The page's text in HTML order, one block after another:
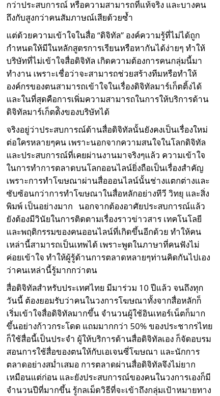
กว่าประสบการณ์ หรือความสามารถที่แท้จริง และบางคน
ถึงกับสูงกว่าคนสัมภาษณ์เสียด้วยซ้ำ
แต่ด้วยความเข้าใจในสื่อ “ดิจิทัล” องค์ความรู้ที่ไม่ได้ถูก
กำหนดให้มีในหลักสูตรการเรียนหรือหากันได้ง่ายๆ ทำให้
บริษัทที่ไม่เข้าใจสื่อดิจิทัล เกิดความต้องการคนกลุ่มนี้มา
ทำงาน เพราะเชื่อว่าจะสามารถช่วยสร้างทีมหรือทำให้
องค์กรของตนสามารถเข้าใจในเรื่องดิจิทัลมาร์เก็ตติ้งได้
และในที่สุดคือการเพิ่มความสามารถในการให้บริการด้าน
ดิจิทัลมาร์เก็ตต้ิงของบริษัทได้
จริงอยู่ว่าประสบการณ์ด้านสื่อดิจิทัลนั้นยังคงเป็นเรื่องใหม่
ต่อใครหลายๆคน เพราะนอกจากความสนใจในโลกดิจิทัล
และประสบการณ์ที่เคยผ่านงานมาจริงๆแล้ว ความเข้าใจ
ในการทำการตลาดบนโลกออนไลน์ยิ่งถือเป็นเรื่องสำคัญ
เพราะการทำโฆษณาผ่านสื่อออนไลน์นั้นช่างแตกต่างและ
ซับซ้อนกว่าการทำโฆษณาในสื่อหลักอย่างทีวี วิทยุ และสิ่ง
พิมพ์ เป็นอย่างมาก นอกจากต้องอาศัยประสบการณ์แล้ว
ยังต้องมีวินัยในการติดตามเรื่องราวข่าวสาร เทคโนโลยี
และพฤติกรรมของคนออนไลน์ที่เกิดขึ้นอีกด้วย ทำให้คน
เหล่านี้สามารถเป็นเทพได้ เพราะพูดในภาษาที่คนฟังไม่
ค่อยเข้าใจ ทำให้ผู้รู้ด้านการตลาดหลายๆท่านคิดกันไปเอง
ว่าคนเหล่านี้รู้มากกว่าตน
สื่อดิจิทัลสำหรับประเทศไทย มีมาร่วม 10 ปีแล้ว จนถึงทุก
วันนี้ ต้องยอมรับว่าคนในวงการโฆษณาทั้งจากสื่อหลักก็
เริ่มเข้าใจสื่อดิจิทัลมากขึ้น จำนวนผู้ใช้อินเทอร์เน็ตก็มาก
ขึ้นอย่างก้าวกระโดด แถมมากกว่า 50% ของประชากรไทย
ก็ใช้สื่อนี้เป็นประจำ ผู้ให้บริการด้านสื่อดิจิทัลเอง ก็จัดอบรม
สอนการใช้สื่อของตนให้กับเอเจนซี่โฆษณา และนักการ
ตลาดอย่างสม่ำเสมอ การตลาดผ่านสื่อดิจิทัลจึงไม่ยาก
เหมือนแต่ก่อน และยังประสบการณ์ของคนในวงการเองก็มี
จำนวนปีที่มากขึ้น รู้กลเม็ดวิธีที่จะเข้าถึงกลุ่มเป้าหมายทาง